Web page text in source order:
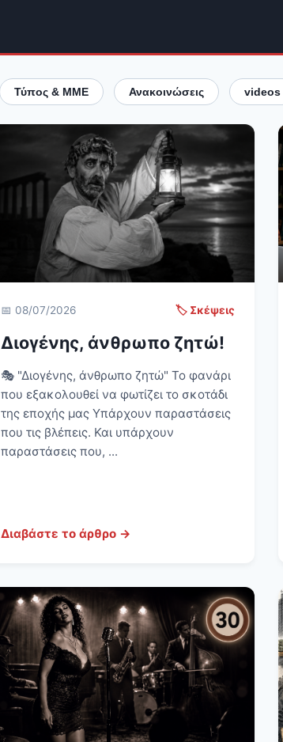
Τύπος & ΜΜΕ Ανακοινώσεις videos
📅 08/07/2026 🏷️ Σκέψεις
Διογένης, άνθρωπο ζητώ!
🎭 "Διογένης, άνθρωπο ζητώ" Το φανάρι
που εξακολουθεί να φωτίζει το σκοτάδι
της εποχής μας Υπάρχουν παραστάσεις
που τις βλέπεις. Και υπάρχουν
παραστάσεις που, ...
Διαβάστε το άρθρο →